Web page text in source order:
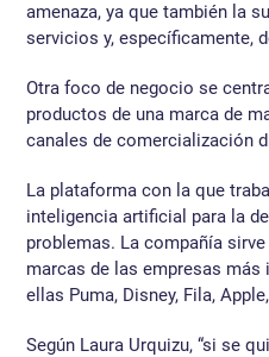
amenaza, ya que también la
servicios y, específicamente,
Otra foco de negocio se
productos de una marca de
canales de comercialización
La plataforma con la que
inteligencia artificial para la
problemas. La compañía
marcas de las empresas
ellas Puma, Disney, Fila,
Según Laura Urquizu, “si se